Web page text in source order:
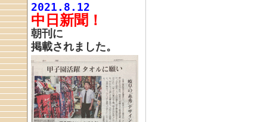
2021.8.12
中日新聞！
朝刊に
掲載されました。